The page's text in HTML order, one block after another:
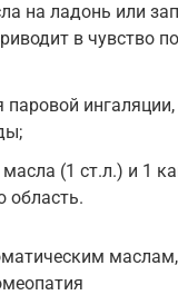
на ладонь или
в чувство
(1 ст.л.) и 1
область.